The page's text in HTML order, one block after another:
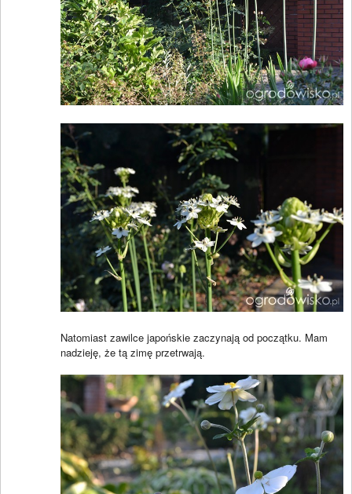
Natomiast zawilce japońskie zaczynają od początku. Mam
nadzieję, że tą zimę przetrwają.